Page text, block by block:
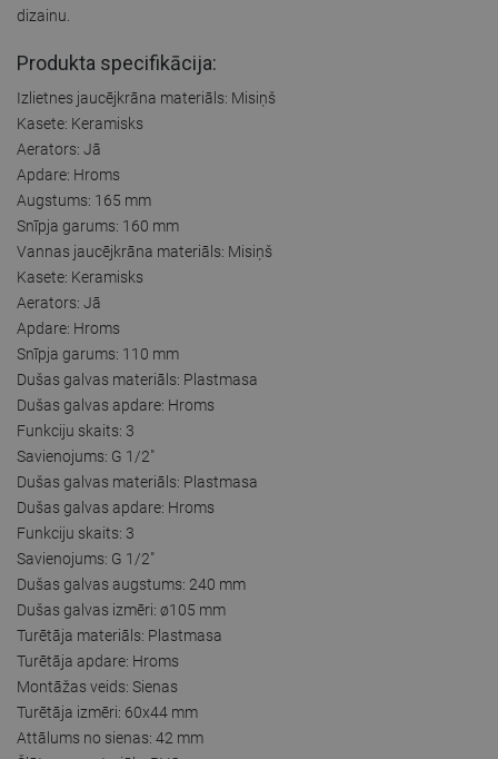
dizainu.
Produkta specifikācija:
Izlietnes jaucējkrāna materiāls: Misiņš
Kasete: Keramisks
Aerators: Jā
Apdare: Hroms
Augstums: 165 mm
Snīpja garums: 160 mm
Vannas jaucējkrāna materiāls: Misiņš
Kasete: Keramisks
Aerators: Jā
Apdare: Hroms
Snīpja garums: 110 mm
Dušas galvas materiāls: Plastmasa
Dušas galvas apdare: Hroms
Funkciju skaits: 3
Savienojums: G 1/2"
Dušas galvas materiāls: Plastmasa
Dušas galvas apdare: Hroms
Funkciju skaits: 3
Savienojums: G 1/2"
Dušas galvas augstums: 240 mm
Dušas galvas izmēri: ø105 mm
Turētāja materiāls: Plastmasa
Turētāja apdare: Hroms
Montāžas veids: Sienas
Turētāja izmēri: 60x44 mm
Attālums no sienas: 42 mm